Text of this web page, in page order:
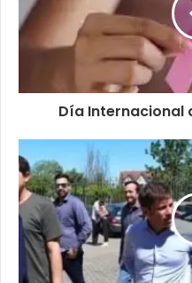
Día Internacional